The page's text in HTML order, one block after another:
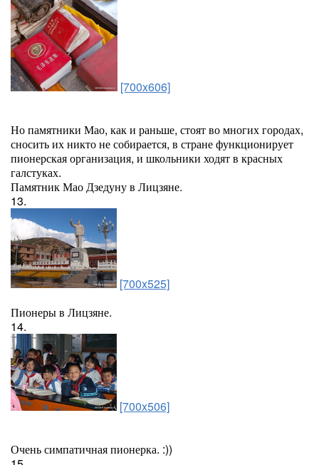
[700x606]
Но памятники Мао, как и раньше, стоят во многих городах,
сносить их никто не собирается, в стране функционирует
пионерская организация, и школьники ходят в красных
галстуках.
Памятник Мао Дзедуну в Лицзяне.
13.
[700x525]
Пионеры в Лицзяне.
14.
[700x506]
Очень симпатичная пионерка. :))